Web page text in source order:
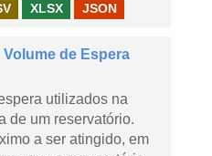
XLSX JSON
de Espera
utilizados na
de um reservatório.
a ser atingido, em